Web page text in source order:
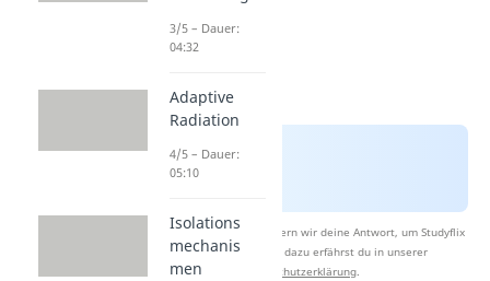
Nach Beantwortung speichern wir deine Antwort, um Studyflix
zu verbessern. Mehr dazu erfährst du in unserer
Datenschutzerklärung.
3/5 – Dauer:
04:32
Adaptive
Radiation
4/5 – Dauer:
05:10
Isolations
mechanis
men